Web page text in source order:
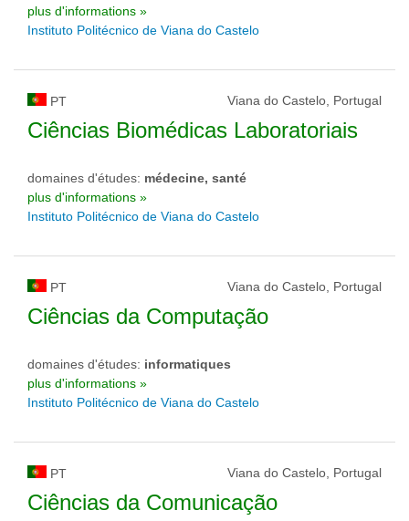
plus d'informations »
Instituto Politécnico de Viana do Castelo
PT Viana do Castelo, Portugal
Ciências Biomédicas Laboratoriais
domaines d'études: médecine, santé
plus d'informations »
Instituto Politécnico de Viana do Castelo
PT Viana do Castelo, Portugal
Ciências da Computação
domaines d'études: informatiques
plus d'informations »
Instituto Politécnico de Viana do Castelo
PT Viana do Castelo, Portugal
Ciências da Comunicação